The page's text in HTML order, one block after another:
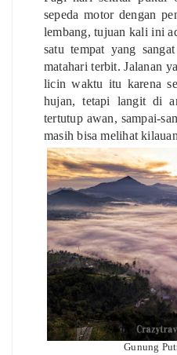
sepeda motor dengan
lembang, tujuan kali ini
satu tempat yang
matahari terbit. Jalanan
licin waktu itu karena
hujan, tetapi langit di
tertutup awan, sampai-
masih bisa melihat
Gunung